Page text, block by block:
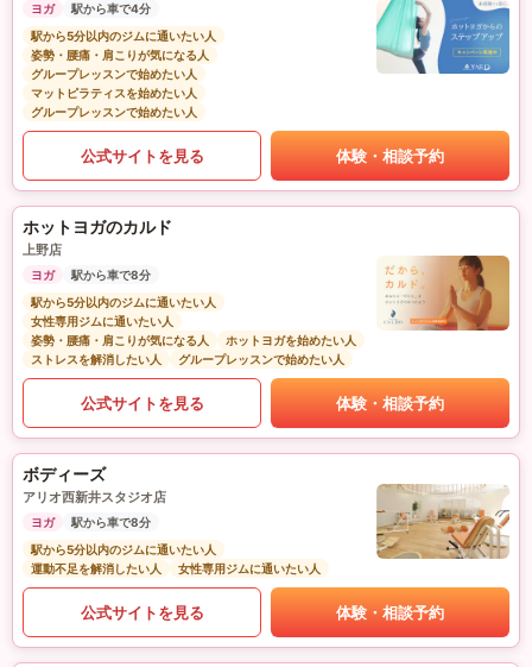
ヨガ
駅から車で4分
駅から5分以内のジムに通いたい人
姿勢・腰痛・肩こりが気になる人
グループレッスンで始めたい人
マットピラティスを始めたい人
グループレッスンで始めたい人
公式サイトを見る 体験・相談予約
ホットヨガのカルド
上野店
ヨガ
駅から車で8分
駅から5分以内のジムに通いたい人
女性専用ジムに通いたい人
姿勢・腰痛・肩こりが気になる人
ホットヨガを始めたい人
ストレスを解消したい人
グループレッスンで始めたい人
公式サイトを見る 体験・相談予約
ボディーズ
アリオ西新井スタジオ店
ヨガ
駅から車で8分
駅から5分以内のジムに通いたい人
運動不足を解消したい人
女性専用ジムに通いたい人
公式サイトを見る 体験・相談予約